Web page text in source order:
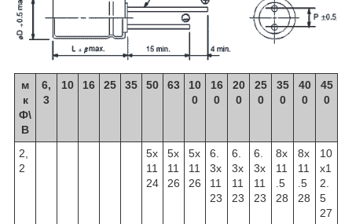
м
к
Ф\
В
6,
3
10 16 25 35 50 63
10
0
16
0
20
0
25
0
35
0
40
0
45
0
2,
2
5x
11
24
5x
11
26
5x
11
26
6.
3x
11
23
6.
3x
11
23
6.
3x
11
23
8x
11
.5
28
8x
11
.5
28
10
x1
2.
5
27